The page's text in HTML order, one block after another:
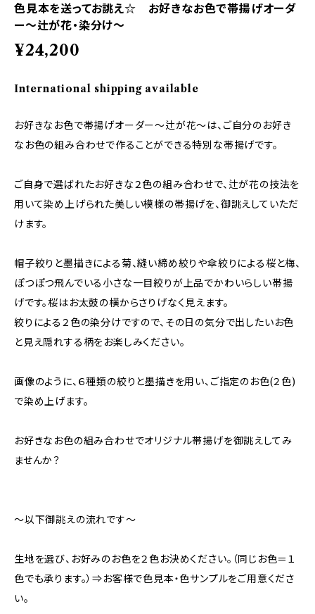
色見本を送ってお誂え☆ お好きなお色で帯揚げオーダ
ー～辻が花・染分け～
¥24,200
International shipping available
お好きなお色で帯揚げオーダー～辻が花～は、ご自分のお好き
なお色の組み合わせで作ることができる特別な帯揚げです。
ご自身で選ばれたお好きな２色の組み合わせで、辻が花の技法を
用いて染め上げられた美しい模様の帯揚げを、御誂えしていただ
けます。
帽子絞りと墨描きによる菊、縫い締め絞りや傘絞りによる桜と梅、
ぽつぽつ飛んでいる小さな一目絞りが上品でかわいらしい帯揚
げです。桜はお太鼓の横からさりげなく見えます。
絞りによる２色の染分けですので、その日の気分で出したいお色
と見え隠れする柄をお楽しみください。
画像のように、６種類の絞りと墨描きを用い、ご指定のお色(２色)
で染め上げます。
お好きなお色の組み合わせでオリジナル帯揚げを御誂えしてみ
ませんか？
～以下御誂えの流れです～
生地を選び、お好みのお色を２色お決めください。（同じお色＝１
色でも承ります。）⇒お客様で色見本・色サンプルをご用意くださ
い。